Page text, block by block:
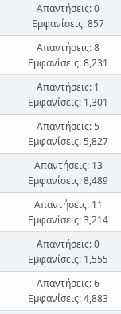
Απαντήσεις: 0
Εμφανίσεις: 857
Απαντήσεις: 8
Εμφανίσεις: 8,231
Απαντήσεις: 1
Εμφανίσεις: 1,301
Απαντήσεις: 5
Εμφανίσεις: 5,827
Απαντήσεις: 13
Εμφανίσεις: 8,489
Απαντήσεις: 11
Εμφανίσεις: 3,214
Απαντήσεις: 0
Εμφανίσεις: 1,555
Απαντήσεις: 6
Εμφανίσεις: 4,883